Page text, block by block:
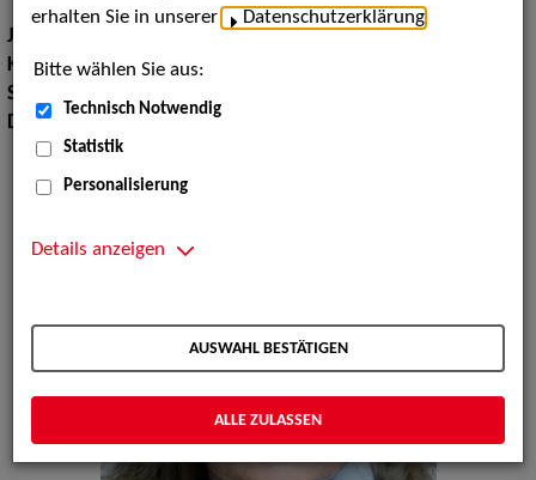
Jahrgang:
Körpergröße:172 cm
Sprachen:
Dialekte:
erhalten Sie in unserer
Datenschutzerklärung
Bitte wählen Sie aus:
Technisch Notwendig
Statistik
Personalisierung
Details anzeigen
AUSWAHL BESTÄTIGEN
ALLE ZULASSEN